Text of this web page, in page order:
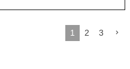
1 2 3